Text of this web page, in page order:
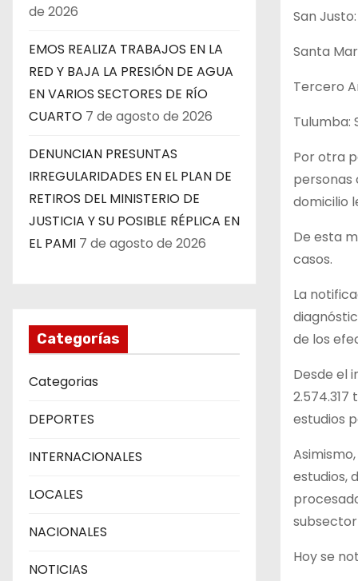
de 2026
EMOS REALIZA TRABAJOS EN LA
RED Y BAJA LA PRESIÓN DE AGUA
EN VARIOS SECTORES DE RÍO
CUARTO 7 de agosto de 2026
DENUNCIAN PRESUNTAS
IRREGULARIDADES EN EL PLAN DE
RETIROS DEL MINISTERIO DE
JUSTICIA Y SU POSIBLE RÉPLICA EN
EL PAMI 7 de agosto de 2026
Categorías
Categorias
DEPORTES
INTERNACIONALES
LOCALES
NACIONALES
NOTICIAS
San
Santa
Tercero
Tulumba:
Por otra
personas
domicilio
De esta
casos.
La
de los
Desde el
estudios
estudios,
Hoy se